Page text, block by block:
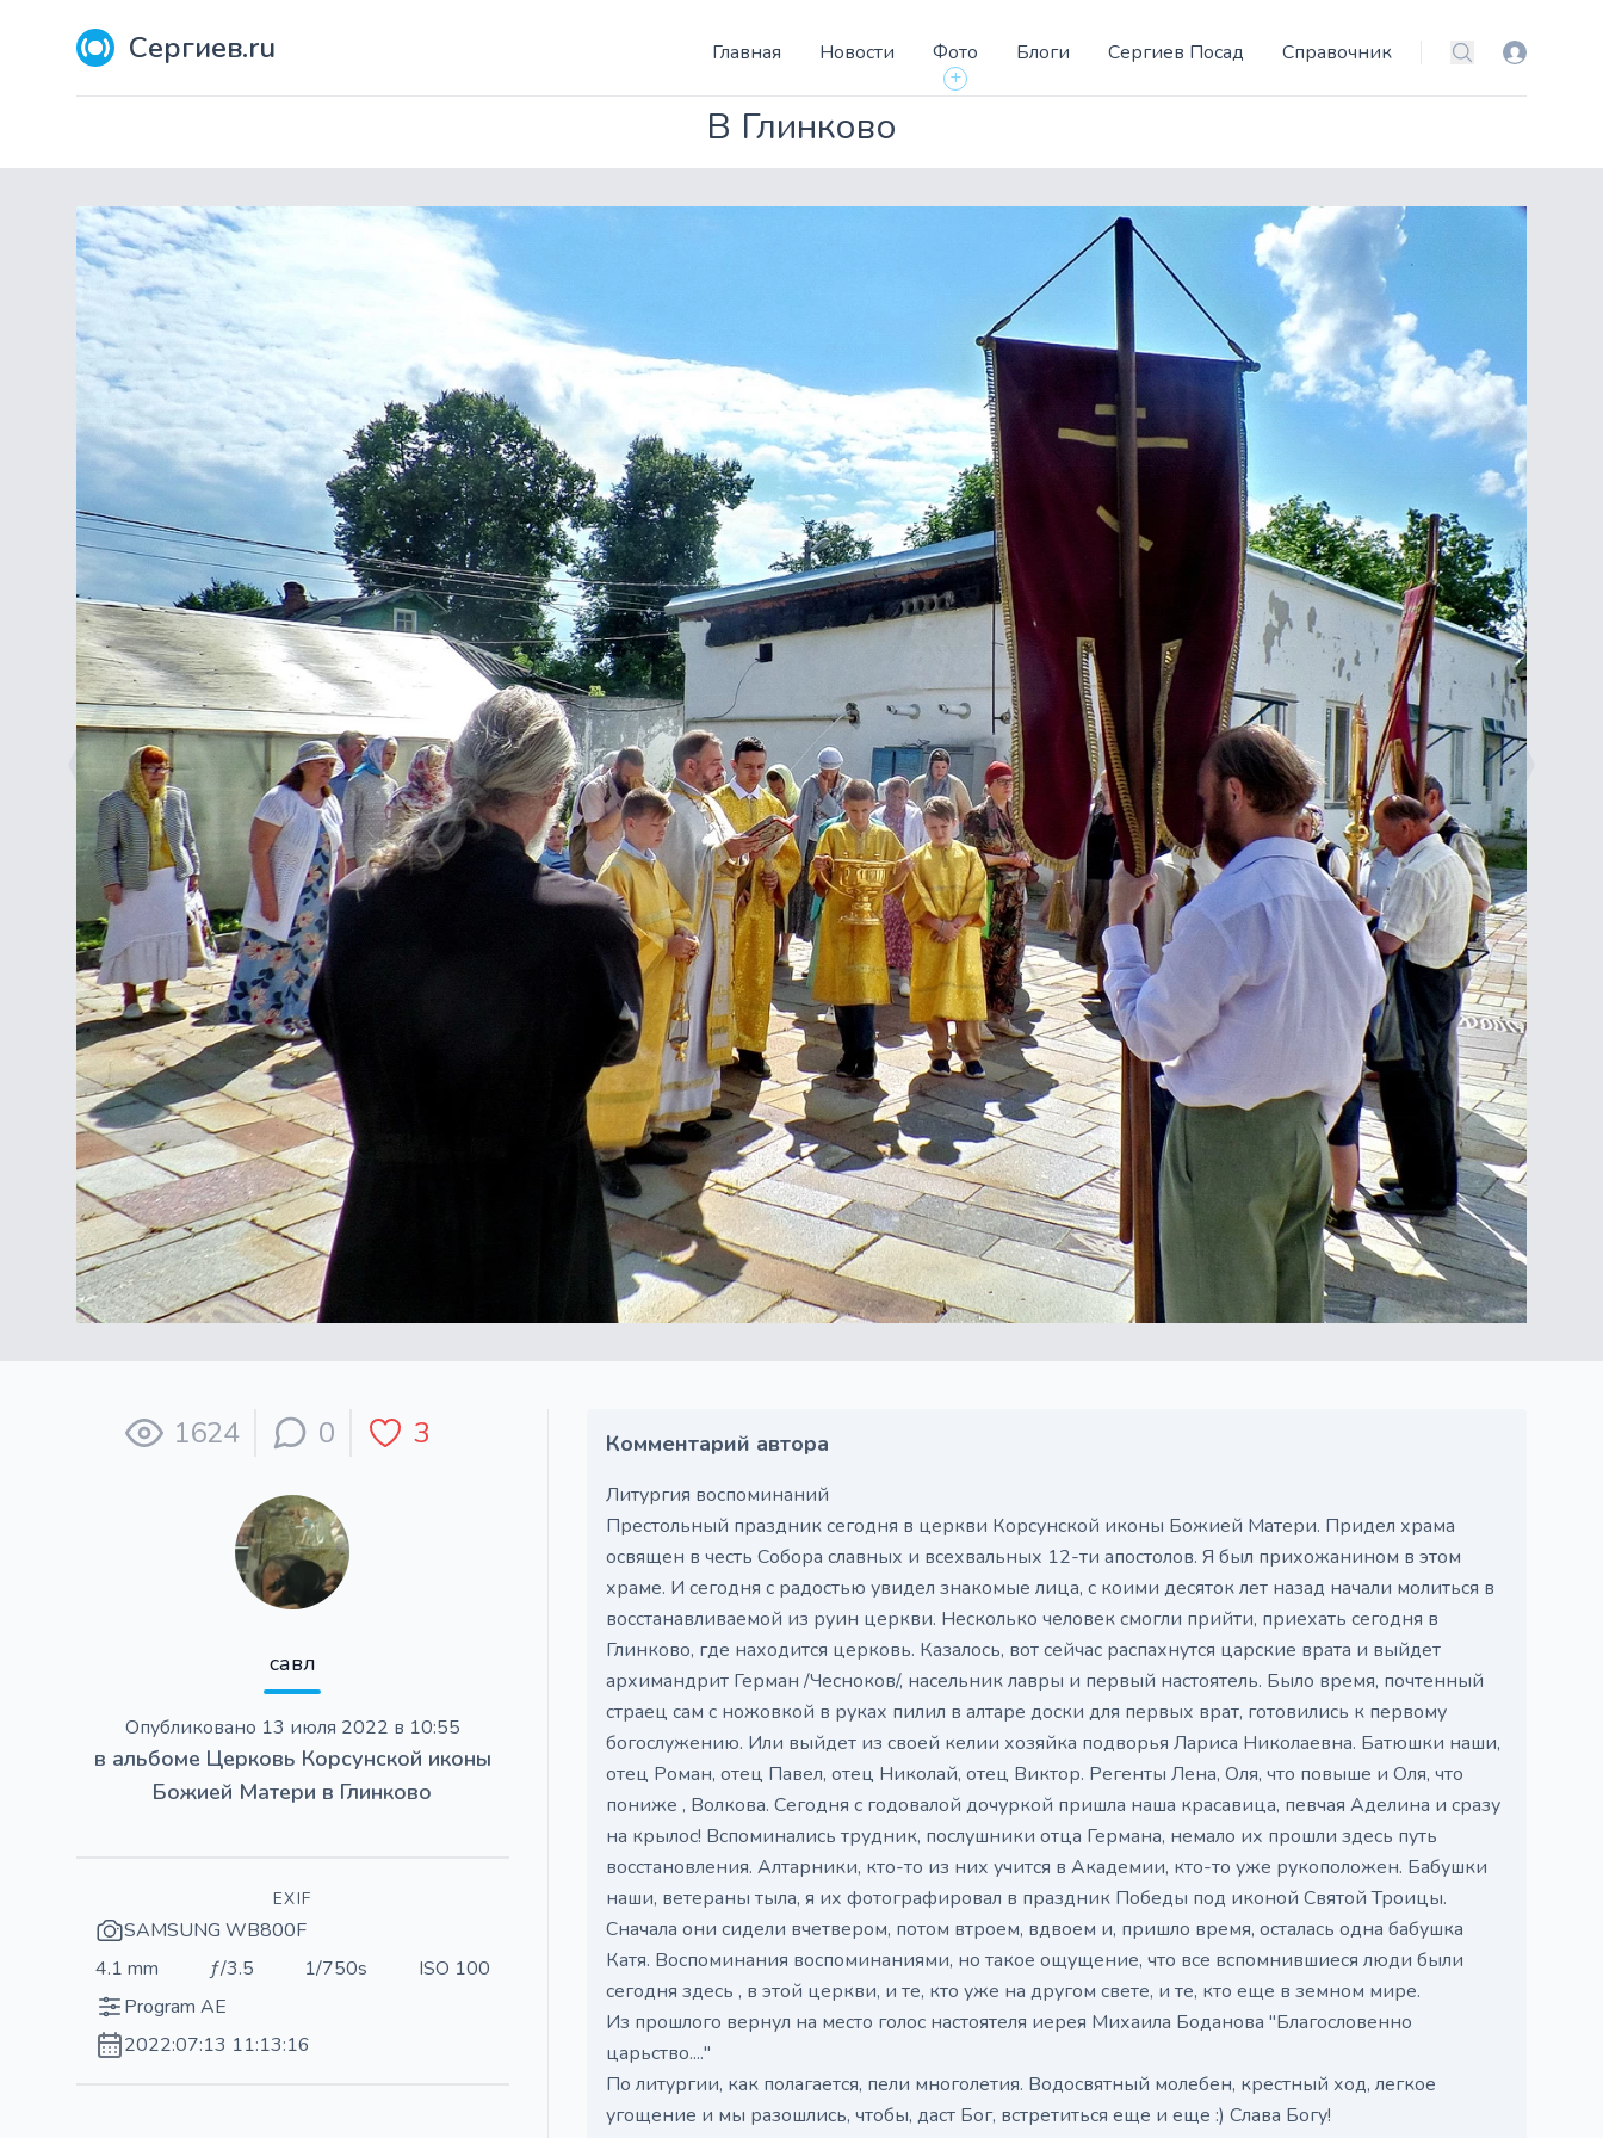
Сергиев.ru Главная Новости
Фото
+
Блоги Сергиев Посад Справочник Поиск Вход
В Глинково
1624 0 3
савл
Опубликовано 13 июля 2022 в 10:55
в альбоме Церковь Корсунской иконы
Божией Матери в Глинково
EXIF
SAMSUNG WB800F
4.1 mm
ƒ/3.5 1/750s
ISO 100
Program AE
2022:07:13 11:13:16
Комментарий автора
Литургия воспоминаний
Престольный праздник сегодня в церкви Корсунской иконы Божией Матери. Придел храма
освящен в честь Собора славных и всехвальных 12-ти апостолов. Я был прихожанином в этом
храме. И сегодня с радостью увидел знакомые лица, с коими десяток лет назад начали молиться в
восстанавливаемой из руин церкви. Несколько человек смогли прийти, приехать сегодня в
Глинково, где находится церковь. Казалось, вот сейчас распахнутся царские врата и выйдет
архимандрит Герман /Чесноков/, насельник лавры и первый настоятель. Было время, почтенный
страец сам с ножовкой в руках пилил в алтаре доски для первых врат, готовились к первому
богослужению. Или выйдет из своей келии хозяйка подворья Лариса Николаевна. Батюшки наши,
отец Роман, отец Павел, отец Николай, отец Виктор. Регенты Лена, Оля, что повыше и Оля, что
пониже , Волкова. Сегодня с годовалой дочуркой пришла наша красавица, певчая Аделина и сразу
на крылос! Вспоминались трудник, послушники отца Германа, немало их прошли здесь путь
восстановления. Алтарники, кто-то из них учится в Академии, кто-то уже рукоположен. Бабушки
наши, ветераны тыла, я их фотографировал в праздник Победы под иконой Святой Троицы.
Сначала они сидели вчетвером, потом втроем, вдвоем и, пришло время, осталась одна бабушка
Катя. Воспоминания воспоминаниями, но такое ощущение, что все вспомнившиеся люди были
сегодня здесь , в этой церкви, и те, кто уже на другом свете, и те, кто еще в земном мире.
Из прошлого вернул на место голос настоятеля иерея Михаила Боданова "Благословенно
царьство...."
По литургии, как полагается, пели многолетия. Водосвятный молебен, крестный ход, легкое
угощение и мы разошлись, чтобы, даст Бог, встретиться еще и еще :) Слава Богу!